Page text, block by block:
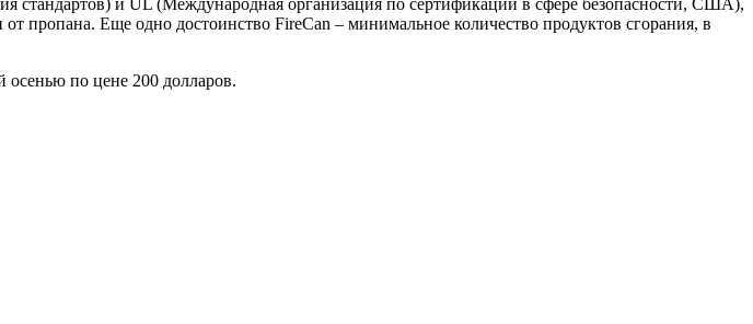
пропана. Еще одно достоинство FireCan – минимальное количество продуктов сгорания, в
по цене 200 долларов.